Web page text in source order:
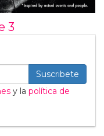
3
Suscribete
y la política de